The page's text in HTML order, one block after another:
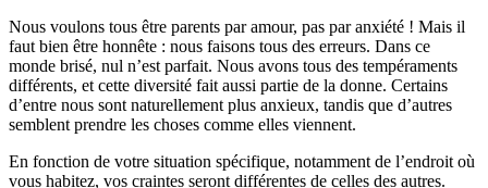
Nous voulons tous être parents par amour, pas par anxiété ! Mais il
faut bien être honnête : nous faisons tous des erreurs. Dans ce
monde brisé, nul n’est parfait. Nous avons tous des tempéraments
différents, et cette diversité fait aussi partie de la donne. Certains
d’entre nous sont naturellement plus anxieux, tandis que d’autres
semblent prendre les choses comme elles viennent.
En fonction de votre situation spécifique, notamment de l’endroit où
vous habitez, vos craintes seront différentes de celles des autres.